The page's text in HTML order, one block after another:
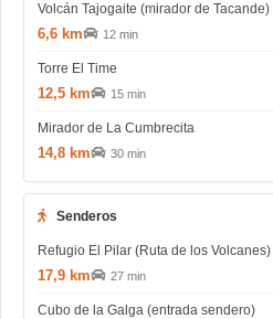
Volcán Tajogaite (mirador de Tacande)
6,6 km 12 min
Torre El Time
12,5 km 15 min
Mirador de La Cumbrecita
14,8 km 30 min
Senderos
Refugio El Pilar (Ruta de los Volcanes)
17,9 km 27 min
Cubo de la Galga (entrada sendero)